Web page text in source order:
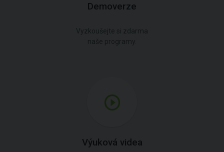
Demoverze
Výuková videa